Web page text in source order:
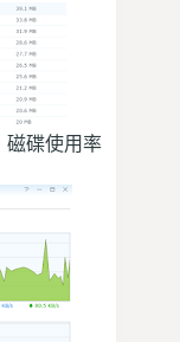
磁碟使用率